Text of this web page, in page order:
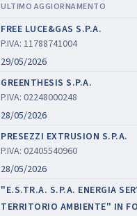
ULTIMO AGGIORNAMENTO
FREE LUCE&GAS S.P.A.
P.IVA: 11788741004
29/05/2026
GREENTHESIS S.P.A.
P.IVA: 02248000248
28/05/2026
PRESEZZI EXTRUSION S.P.A.
P.IVA: 02405540960
28/05/2026
"E.S.TR.A. S.P.A. ENERGIA
TERRITORIO AMBIENTE" IN